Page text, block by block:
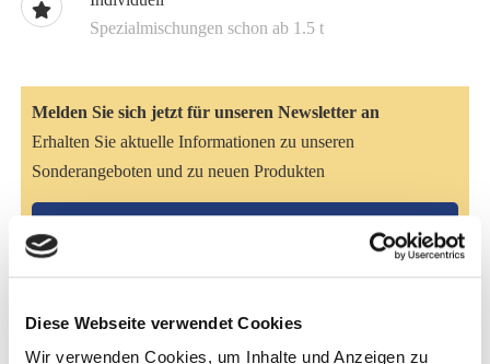
Diese Webseite verwendet Cookies
Wir verwenden Cookies, um Inhalte und Anzeigen zu
Spezialmischungen schon ab 1.5 t
Melden Sie sich jetzt für unseren Newsletter an
Erhalten Sie aktuelle Informationen zu unseren
Sonderangeboten und zu neuen Produkten
Artikelbeschreibung